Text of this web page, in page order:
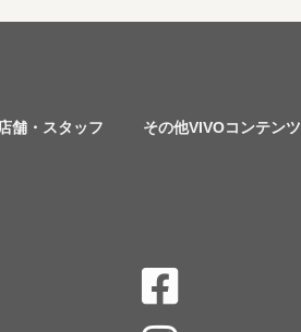
舗・スタッフ その他VIVOコンテンツ